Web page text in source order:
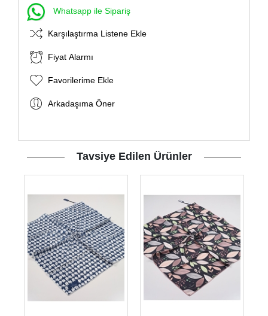
Whatsapp ile Sipariş
Karşılaştırma Listene Ekle
Fiyat Alarmı
Favorilerime Ekle
Arkadaşıma Öner
Tavsiye Edilen Ürünler